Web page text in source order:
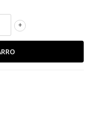
+